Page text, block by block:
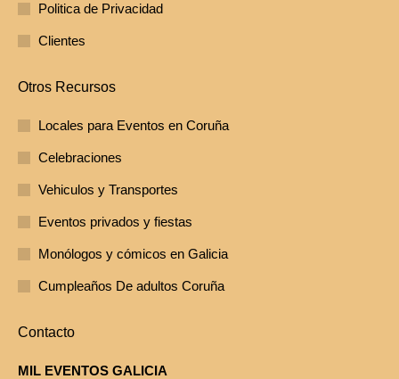
Politica de Privacidad
Clientes
Otros Recursos
Locales para Eventos en Coruña
Celebraciones
Vehiculos y Transportes
Eventos privados y fiestas
Monólogos y cómicos en Galicia
Cumpleaños De adultos Coruña
Contacto
MIL EVENTOS GALICIA